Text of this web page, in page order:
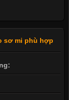
sơ mi phù hợp